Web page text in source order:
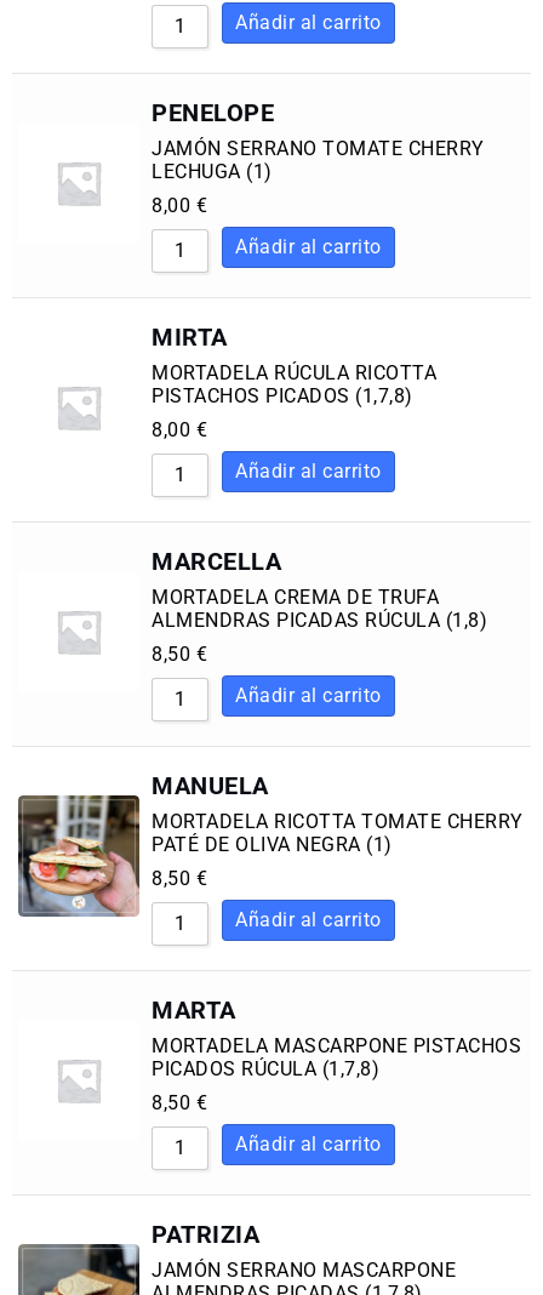
PENELOPE
JAMÓN SERRANO TOMATE CHERRY
LECHUGA (1)
8,00 €
MIRTA
MORTADELA RÚCULA RICOTTA
PISTACHOS PICADOS (1,7,8)
8,00 €
MARCELLA
MORTADELA CREMA DE TRUFA
ALMENDRAS PICADAS RÚCULA (1,8)
8,50 €
MANUELA
MORTADELA RICOTTA TOMATE CHERRY
PATÉ DE OLIVA NEGRA (1)
8,50 €
MARTA
MORTADELA MASCARPONE PISTACHOS
PICADOS RÚCULA (1,7,8)
8,50 €
PATRIZIA
JAMÓN SERRANO MASCARPONE